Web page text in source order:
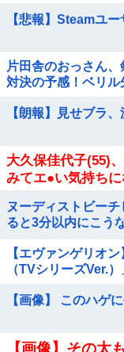
【悲報】Steamユ
片田舎のおっさん
対決の予感！ベリル
【朗報】見せブラ、
大久保佳代子(55)
みてエ●い気持ちに
ヌーディストビー
ると3分以内にこう
【エヴァンゲリオ
（TVシリーズVer.
【画像】 このハゲ
【画像】その太